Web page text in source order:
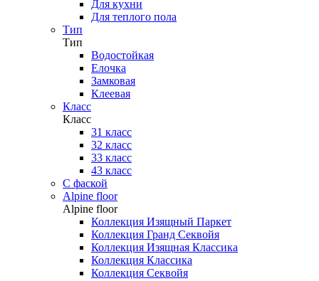
Для кухни
Для теплого пола
Тип
Тип
Водостойкая
Елочка
Замковая
Клеевая
Класс
Класс
31 класс
32 класс
33 класс
43 класс
С фаской
Alpine floor
Alpine floor
Коллекция Изящный Паркет
Коллекция Гранд Секвойя
Коллекция Изящная Классика
Коллекция Классика
Коллекция Секвойя